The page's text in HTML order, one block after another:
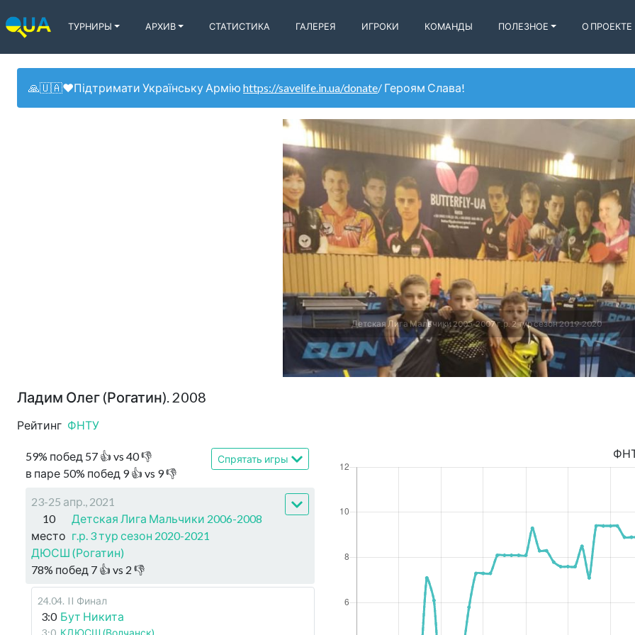
ТУРНИРЫ АРХИВ СТАТИСТИКА ГАЛЕРЕЯ ИГРОКИ КОМАНДЫ ПОЛЕЗНОЕ О ПРОЕКТЕ
🙏🇺🇦❤️Підтримати Українську Армію https://savelife.in.ua/donate/ Героям Слава!
Детская Лига Мальчики 2005-2007 г.р. 2 тур сезон 2019-2020
Ладим Олег (Рогатин). 2008
Рейтинг ФНТУ
59% побед 57 👍 vs 40👎
в паре 50% побед 9👍 vs 9👎
Спрятать игры
23-25 апр., 2021
10
место
Детская Лига Мальчики 2006-2008
г.р. 3 тур сезон 2020-2021
ДЮСШ (Рогатин)
78% побед 7 👍 vs 2 👎
24.04. II Финал
3:0 Бут Никита
3:0 КДЮСШ (Волчанск)